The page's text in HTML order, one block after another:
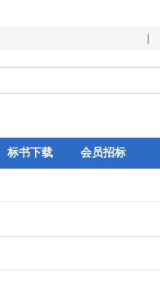
标书下载 会员招标